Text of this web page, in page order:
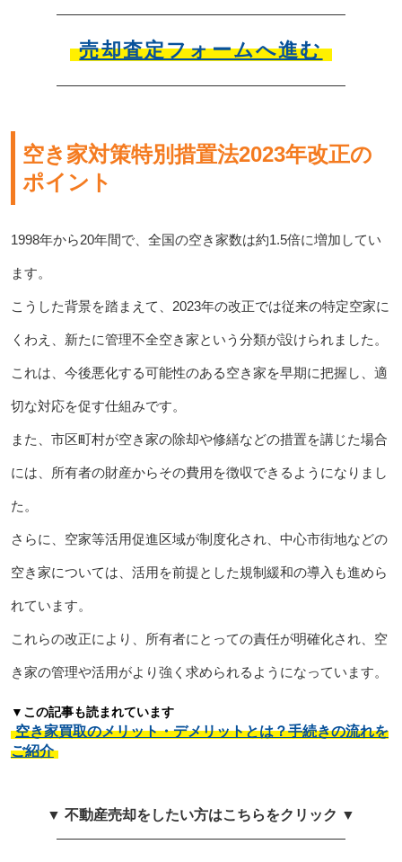
売却査定フォームへ進む
空き家対策特別措置法2023年改正の
ポイント
1998年から20年間で、全国の空き家数は約1.5倍に増加してい
ます。
こうした背景を踏まえて、2023年の改正では従来の特定空家に
くわえ、新たに管理不全空き家という分類が設けられました。
これは、今後悪化する可能性のある空き家を早期に把握し、適
切な対応を促す仕組みです。
また、市区町村が空き家の除却や修繕などの措置を講じた場合
には、所有者の財産からその費用を徴収できるようになりまし
た。
さらに、空家等活用促進区域が制度化され、中心市街地などの
空き家については、活用を前提とした規制緩和の導入も進めら
れています。
これらの改正により、所有者にとっての責任が明確化され、空
き家の管理や活用がより強く求められるようになっています。
▼この記事も読まれています
空き家買取のメリット・デメリットとは？手続きの流れを
ご紹介
▼ 不動産売却をしたい方はこちらをクリック ▼